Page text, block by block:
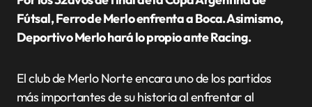
Fútsal, Ferro de Merlo enfrenta a Boca. Asimismo,
Deportivo Merlo hará lo propio ante Racing.
El club de Merlo Norte encara uno de los partidos
más importantes de su historia al enfrentar al